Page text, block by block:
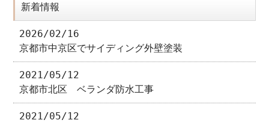
新着情報
2026/02/16
京都市中京区でサイディング外壁塗装
2021/05/12
京都市北区 ベランダ防水工事
2021/05/12